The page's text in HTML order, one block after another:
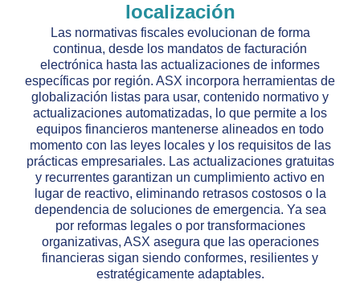
localización
Las normativas fiscales evolucionan de forma
continua, desde los mandatos de facturación
electrónica hasta las actualizaciones de informes
específicas por región. ASX incorpora herramientas de
globalización listas para usar, contenido normativo y
actualizaciones automatizadas, lo que permite a los
equipos financieros mantenerse alineados en todo
momento con las leyes locales y los requisitos de las
prácticas empresariales. Las actualizaciones gratuitas
y recurrentes garantizan un cumplimiento activo en
lugar de reactivo, eliminando retrasos costosos o la
dependencia de soluciones de emergencia. Ya sea
por reformas legales o por transformaciones
organizativas, ASX asegura que las operaciones
financieras sigan siendo conformes, resilientes y
estratégicamente adaptables.